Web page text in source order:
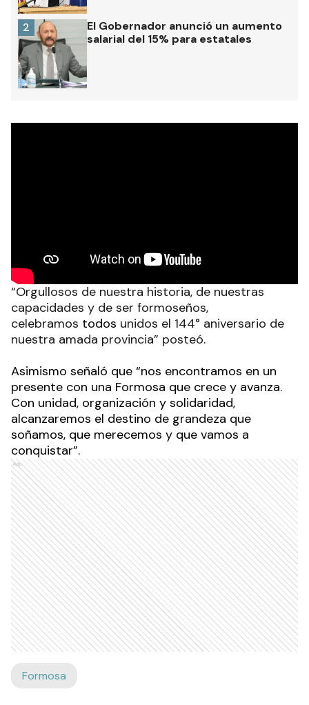
El Gobernador anunció un aumento
salarial del 15% para estatales
2
“Orgullosos de nuestra historia, de nuestras
capacidades y de ser formoseños,
celebramos todos unidos el 144° aniversario de
nuestra amada provincia” posteó.
Asimismo señaló que “nos encontramos en un
presente con una Formosa que crece y avanza.
Con unidad, organización y solidaridad,
alcanzaremos el destino de grandeza que
soñamos, que merecemos y que vamos a
conquistar”.
Ads
Formosa